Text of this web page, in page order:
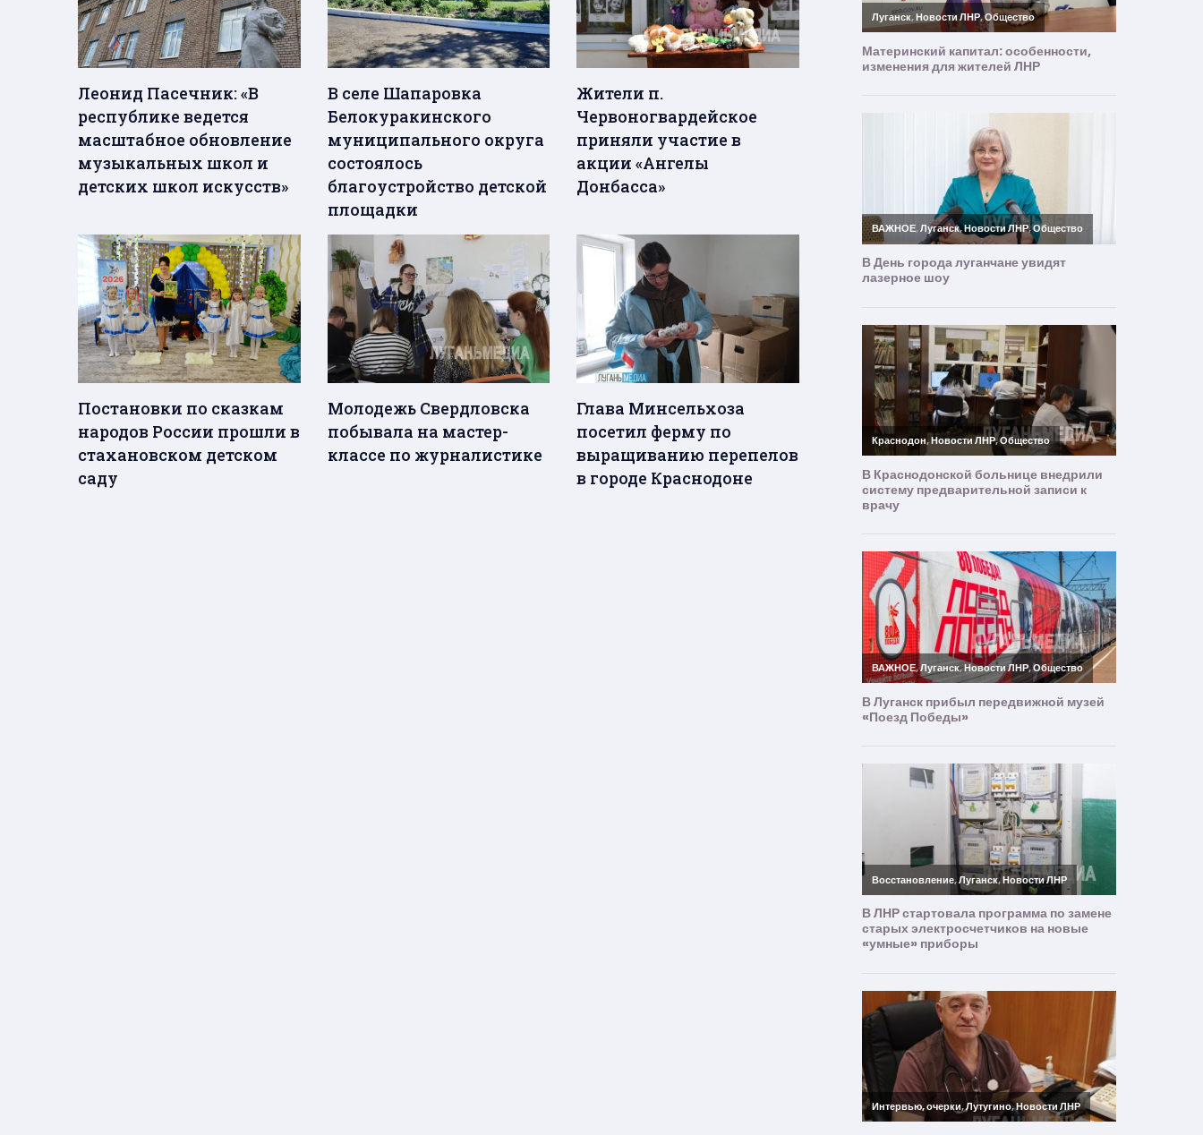
Леонид Пасечник: «В
республике ведется
масштабное обновление
музыкальных школ и
детских школ искусств»
В селе Шапаровка
Белокуракинского
муниципального округа
состоялось
благоустройство детской
площадки
Жители п.
Червоногвардейское
приняли участие в
акции «Ангелы
Донбасса»
Постановки по сказкам
народов России прошли в
стахановском детском
саду
Молодежь Свердловска
побывала на мастер-
классе по журналистике
Глава Минсельхоза
посетил ферму по
выращиванию перепелов
в городе Краснодоне